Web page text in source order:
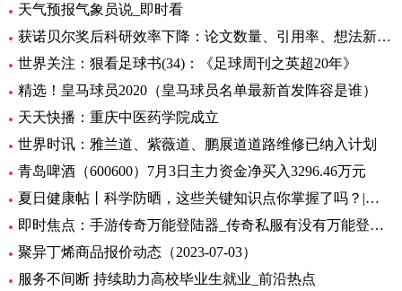
天气预报气象员说_即时看
获诺贝尔奖后科研效率下降：论文数量、引用率、想法新颖程度都下降_世界实时
世界关注：狠看足球书(34)：《足球周刊之英超20年》
精选！皇马球员2020（皇马球员名单最新首发阵容是谁）
天天快播：重庆中医药学院成立
世界时讯：雅兰道、紫薇道、鹏展道道路维修已纳入计划
青岛啤酒（600600）7月3日主力资金净买入3296.46万元
夏日健康帖丨科学防晒，这些关键知识点你掌握了吗？|世界观察
即时焦点：手游传奇万能登陆器_传奇私服有没有万能登录器
聚异丁烯商品报价动态（2023-07-03）
服务不间断 持续助力高校毕业生就业_前沿热点